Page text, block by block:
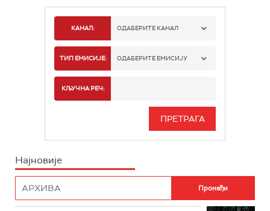
КАНАЛ: ОДАБЕРИТЕ КАНАЛ
РАДИО БЕОГРАД 1
РАДИО БЕОГРАД 3
РАДИО РОКЕНРОЛЕР
ТИП ЕМИСИЈЕ: ОДАБЕРИТЕ ЕМИСИЈУ
ИНФО
КЉУЧНА РЕЧ:
Најновије